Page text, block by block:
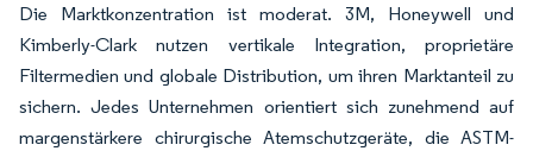
Die Marktkonzentration ist moderat. 3M, Honeywell und
Kimberly-Clark nutzen vertikale Integration, proprietäre
Filtermedien und globale Distribution, um ihren Marktanteil zu
sichern. Jedes Unternehmen orientiert sich zunehmend auf
margenstärkere chirurgische Atemschutzgeräte, die ASTM-